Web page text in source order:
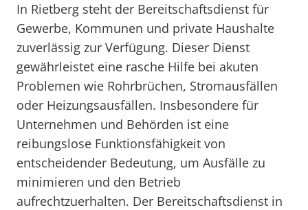
In Rietberg steht der Bereitschaftsdienst für
Gewerbe, Kommunen und private Haushalte
zuverlässig zur Verfügung. Dieser Dienst
gewährleistet eine rasche Hilfe bei akuten
Problemen wie Rohrbrüchen, Stromausfällen
oder Heizungsausfällen. Insbesondere für
Unternehmen und Behörden ist eine
reibungslose Funktionsfähigkeit von
entscheidender Bedeutung, um Ausfälle zu
minimieren und den Betrieb
aufrechtzuerhalten. Der Bereitschaftsdienst in